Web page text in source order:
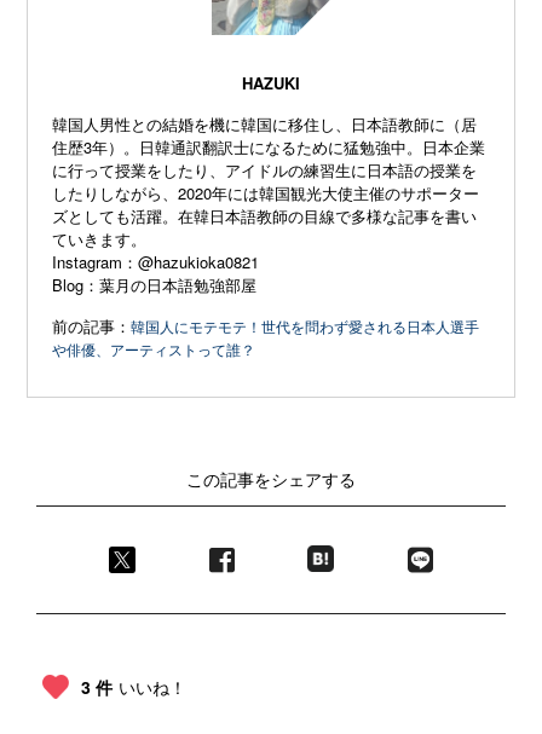
HAZUKI
韓国人男性との結婚を機に韓国に移住し、日本語教師に（居
住歴3年）。日韓通訳翻訳士になるために猛勉強中。日本企業
に行って授業をしたり、アイドルの練習生に日本語の授業を
したりしながら、2020年には韓国観光大使主催のサポーター
ズとしても活躍。在韓日本語教師の目線で多様な記事を書い
ていきます。
Instagram：@hazukioka0821
Blog：葉月の日本語勉強部屋
前の記事：韓国人にモテモテ！世代を問わず愛される日本人選手
や俳優、アーティストって誰？
この記事をシェアする
3 件 いいね！